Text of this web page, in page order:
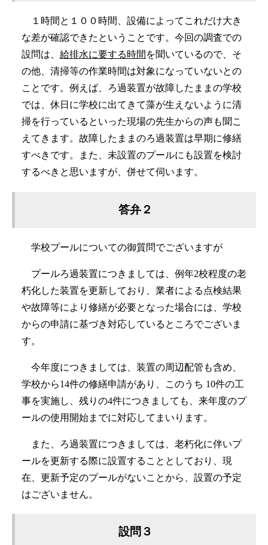
１時間と１００時間、設備によってこれだけ大き
な差が確認できたということです。今回の調査での
設問は、 給排水に要する時間 を聞いているので、そ
の他、清掃等の作業時間は対象になっていないとの
ことです。例えば、ろ過装置が故障したままの学校
では、休日に学校に出てきて藻が生えないように清
掃を行っているといった現場の先生からの声も聞こ
えてきます。故障したままのろ過装置は早期に修繕
すべきです。また、未設置のプールにも設置を検討
するべきと思いますが、併せて伺います。
答弁２
学校プールについての御質問でございますが
プールろ過装置につきましては、例年2校程度の老
朽化した装置を更新しており、業者による点検結果
や故障等により修繕が必要となった場合には、学校
からの申請に基づき対応しているところでございま
す。
今年度につきましては、装置の周辺配管も含め、
学校から14件の修繕申請があり、このうち 10件の工
事を実施し、残りの4件につきましても、来年度のプ
ールの使用開始までに対応してまいります。
また、ろ過装置につきましては、老朽化に伴いプ
ールを更新する際に設置することとしており、現
在、更新予定のプールがないことから、設置の予定
はございません。
設問３